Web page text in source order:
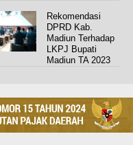
Rekomendasi
DPRD Kab.
Madiun Terhadap
LKPJ Bupati
Madiun TA 2023